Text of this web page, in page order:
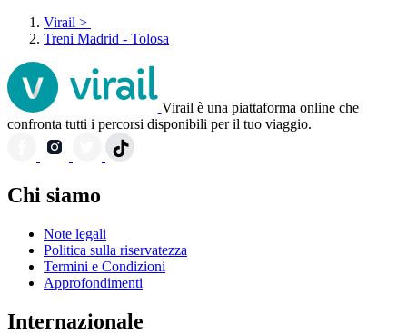
Virail >
Treni Madrid - Tolosa
Virail è una piattaforma online che
confronta tutti i percorsi disponibili per il tuo viaggio.
Chi siamo
Note legali
Politica sulla riservatezza
Termini e Condizioni
Approfondimenti
Internazionale